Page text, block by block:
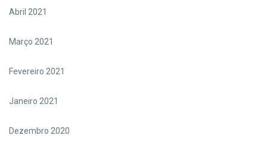
Abril 2021
Março 2021
Fevereiro 2021
Janeiro 2021
Dezembro 2020